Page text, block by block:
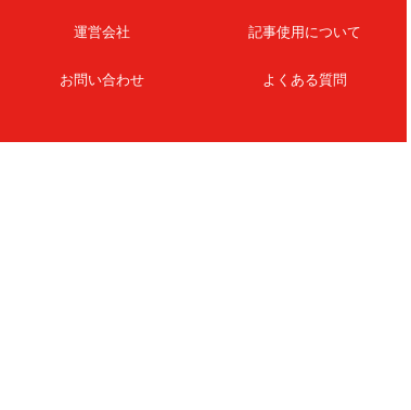
運営会社 記事使用について
お問い合わせ よくある質問